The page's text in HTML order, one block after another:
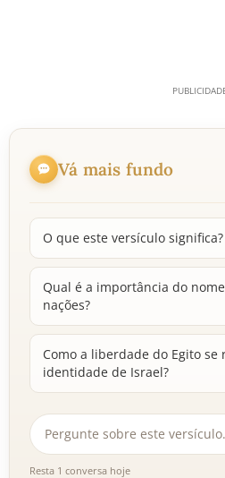
Vá mais fundo
O que este versículo significa?
Qual é a importância do
nações?
Como a liberdade do Egito se
identidade de Israel?
Resta 1 conversa hoje